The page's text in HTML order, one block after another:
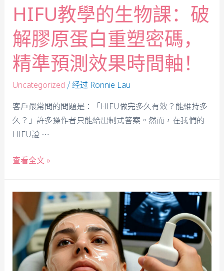
HIFU教學的生物課：破
解膠原蛋白重塑密碼，
精準預測效果時間軸！
Uncategorized / 经过 Ronnie Lau
客戶最常問的問題是：「HIFU做完多久有效？能維持多
久？」許多操作者只能給出制式答案。然而，在我們的
HIFU證 …
查看全文 »